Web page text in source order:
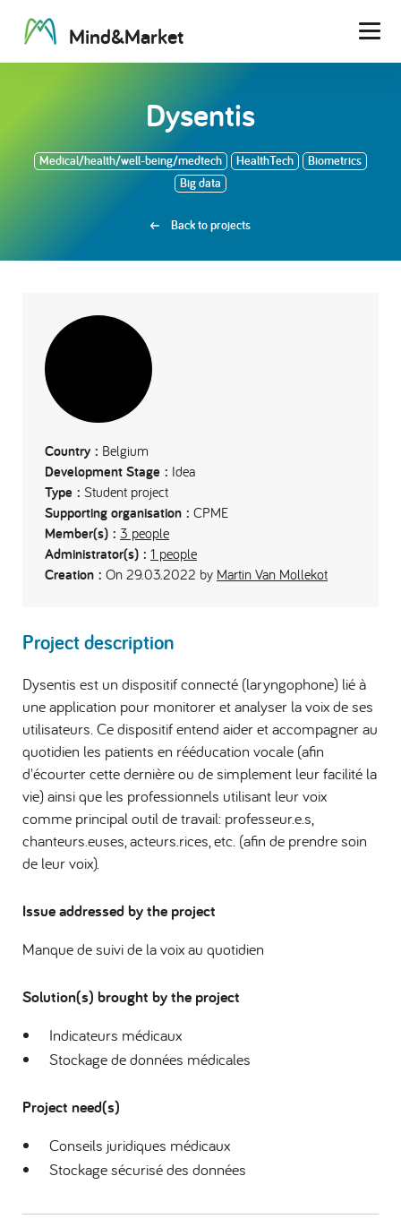
Mind&Market
Dysentis
Medical/health/well-being/medtech HealthTech
Biometrics
Big data
Back to projects
Country : Belgium
Development Stage : Idea
Type : Student project
Supporting organisation : CPME
Member(s) : 3 people
Administrator(s) : 1 people
Creation : On 29.03.2022 by Martin Van Mollekot
Project description
Dysentis est un dispositif connecté (laryngophone) lié à
une application pour monitorer et analyser la voix de ses
utilisateurs. Ce dispositif entend aider et accompagner au
quotidien les patients en rééducation vocale (afin
d'écourter cette dernière ou de simplement leur facilité la
vie) ainsi que les professionnels utilisant leur voix
comme principal outil de travail: professeur.e.s,
chanteurs.euses, acteurs.rices, etc. (afin de prendre soin
de leur voix).
Issue addressed by the project
Manque de suivi de la voix au quotidien
Solution(s) brought by the project
Indicateurs médicaux
Stockage de données médicales
Project need(s)
Conseils juridiques médicaux
Stockage sécurisé des données